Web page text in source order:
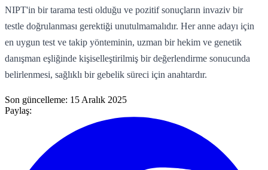
NIPT'in bir tarama testi olduğu ve pozitif sonuçların invaziv bir
testle doğrulanması gerektiği unutulmamalıdır. Her anne adayı için
en uygun test ve takip yönteminin, uzman bir hekim ve genetik
danışman eşliğinde kişiselleştirilmiş bir değerlendirme sonucunda
belirlenmesi, sağlıklı bir gebelik süreci için anahtardır.
Son güncelleme: 15 Aralık 2025
Paylaş: